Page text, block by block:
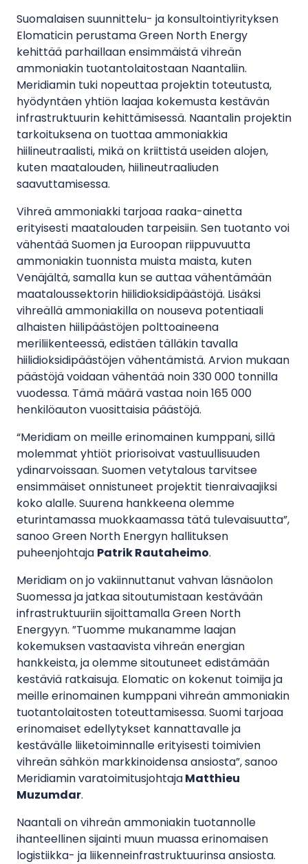
Suomalaisen suunnittelu- ja konsultointiyrityksen
Elomaticin perustama Green North Energy
kehittää parhaillaan ensimmäistä vihreän
ammoniakin tuotantolaitostaan Naantaliin.
Meridiamin tuki nopeuttaa projektin toteutusta,
hyödyntäen yhtiön laajaa kokemusta kestävän
infrastruktuurin kehittämisessä. Naantalin projektin
tarkoituksena on tuottaa ammoniakkia
hiilineutraalisti, mikä on kriittistä useiden alojen,
kuten maatalouden, hiilineutraaliuden
saavuttamisessa.
Vihreä ammoniakki tarjoaa raaka-ainetta
erityisesti maatalouden tarpeisiin. Sen tuotanto voi
vähentää Suomen ja Euroopan riippuvuutta
ammoniakin tuonnista muista maista, kuten
Venäjältä, samalla kun se auttaa vähentämään
maataloussektorin hiilidioksidipäästöjä. Lisäksi
vihreällä ammoniakilla on nouseva potentiaali
alhaisten hiilipäästöjen polttoaineena
meriliikenteessä, edistäen tälläkin tavalla
hiilidioksidipäästöjen vähentämistä. Arvion mukaan
päästöjä voidaan vähentää noin 330 000 tonnilla
vuodessa. Tämä määrä vastaa noin 165 000
henkilöauton vuosittaisia päästöjä.
“Meridiam on meille erinomainen kumppani, sillä
molemmat yhtiöt priorisoivat vastuullisuuden
ydinarvoissaan. Suomen vetytalous tarvitsee
ensimmäiset onnistuneet projektit tienraivaajiksi
koko alalle. Suurena hankkeena olemme
eturintamassa muokkaamassa tätä tulevaisuutta”,
sanoo Green North Energyn hallituksen
puheenjohtaja Patrik Rautaheimo.
Meridiam on jo vakiinnuttanut vahvan läsnäolon
Suomessa ja jatkaa sitoutumistaan kestävään
infrastruktuuriin sijoittamalla Green North
Energyyn. ”Tuomme mukanamme laajan
kokemuksen vastaavista vihreän energian
hankkeista, ja olemme sitoutuneet edistämään
kestäviä ratkaisuja. Elomatic on kokenut toimija ja
meille erinomainen kumppani vihreän ammoniakin
tuotantolaitosten toteuttamisessa. Suomi tarjoaa
erinomaiset edellytykset kannattavalle ja
kestävälle liiketoiminnalle erityisesti toimivien
vihreän sähkön markkinoidensa ansiosta”, sanoo
Meridiamin varatoimitusjohtajaMatthieu
Muzumdar.
Naantali on vihreän ammoniakin tuotannolle
ihanteellinen sijainti muun muassa erinomaisen
logistiikka- ja liikenneinfrastruktuurinsa ansiosta.